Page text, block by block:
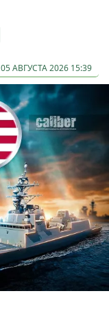
05 АВГУСТА 2026 15:39